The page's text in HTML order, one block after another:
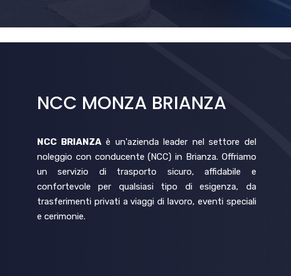
NCC MONZA BRIANZA
NCC BRIANZAè un'azienda leader nel settore del
noleggio con conducente (NCC) in Brianza. Offriamo
un servizio di trasporto sicuro, affidabile e
confortevole per qualsiasi tipo di esigenza, da
trasferimenti privati a viaggi di lavoro, eventi speciali
e cerimonie.